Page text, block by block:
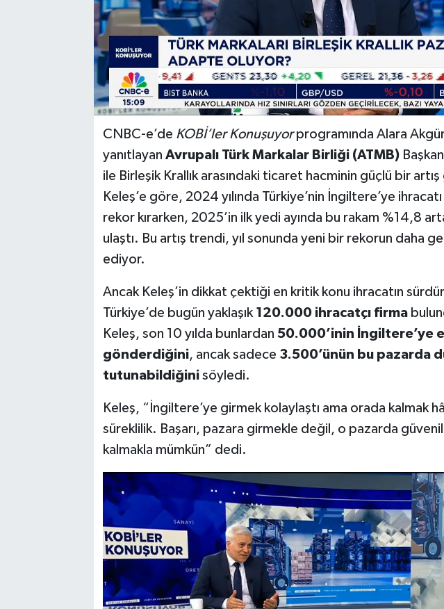
CNBC-e’de KOBİ’ler Konuşuyorprogramında Alara
yanıtlayan Avrupalı Türk Markalar Birliği (ATMB)
ile Birleşik Krallık arasındaki ticaret hacminin güçlü bir
Keleş’e göre, 2024 yılında Türkiye’nin İngiltere’ye
rekor kırarken, 2025’in ilk yedi ayında bu rakam %14,8
ulaştı. Bu artış trendi, yıl sonunda yeni bir rekorun daha
ediyor.
Ancak Keleş’in dikkat çektiği en kritik konu ihracatın
Türkiye’de bugün yaklaşık 120.000 ihracatçı firma
Keleş, son 10 yılda bunlardan 50.000’inin İngiltere’ye
gönderdiğini, ancak sadece 3.500’ünün bu pazarda
tutunabildiğinisöyledi.
Keleş, “İngiltere’ye girmek kolaylaştı ama orada kalmak
süreklilik. Başarı, pazara girmekle değil, o pazarda
kalmakla mümkün” dedi.